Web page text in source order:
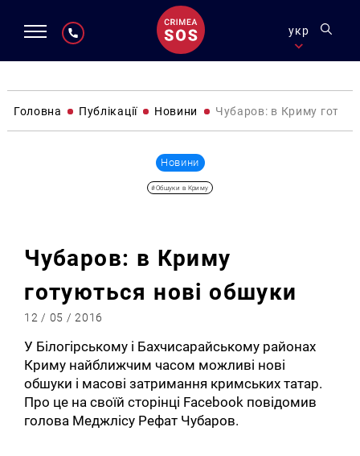
укр
Головна Публікації Новини Чубаров: в Криму
Новини
#Обшуки в Криму
Чубаров: в Криму
готуються нові обшуки
12 / 05 / 2016
У Білогірському і Бахчисарайському районах
Криму найближчим часом можливі нові
обшуки і масові затримання кримських татар.
Про це на своїй сторінці Facebook повідомив
голова Меджлісу Рефат Чубаров.